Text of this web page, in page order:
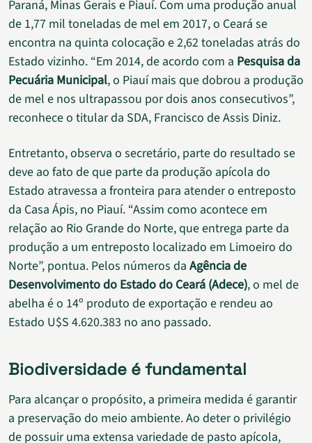
Paraná, Minas Gerais e Piauí. Com uma produção anual
de 1,77 mil toneladas de mel em 2017, o Ceará se
encontra na quinta colocação e 2,62 toneladas atrás do
Estado vizinho. “Em 2014, de acordo com a Pesquisa da
Pecuária Municipal, o Piauí mais que dobrou a produção
de mel e nos ultrapassou por dois anos consecutivos”,
reconhece o titular da SDA, Francisco de Assis Diniz.
Entretanto, observa o secretário, parte do resultado se
deve ao fato de que parte da produção apícola do
Estado atravessa a fronteira para atender o entreposto
da Casa Ápis, no Piauí. “Assim como acontece em
relação ao Rio Grande do Norte, que entrega parte da
produção a um entreposto localizado em Limoeiro do
Norte”, pontua. Pelos números da Agência de
Desenvolvimento do Estado do Ceará (Adece), o mel de
abelha é o 14º produto de exportação e rendeu ao
Estado U$S 4.620.383 no ano passado.
Biodiversidade é fundamental
Para alcançar o propósito, a primeira medida é garantir
a preservação do meio ambiente. Ao deter o privilégio
de possuir uma extensa variedade de pasto apícola,